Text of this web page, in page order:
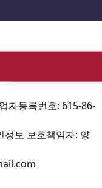
자등록번호: 615-86-
정보 보호책임자: 양